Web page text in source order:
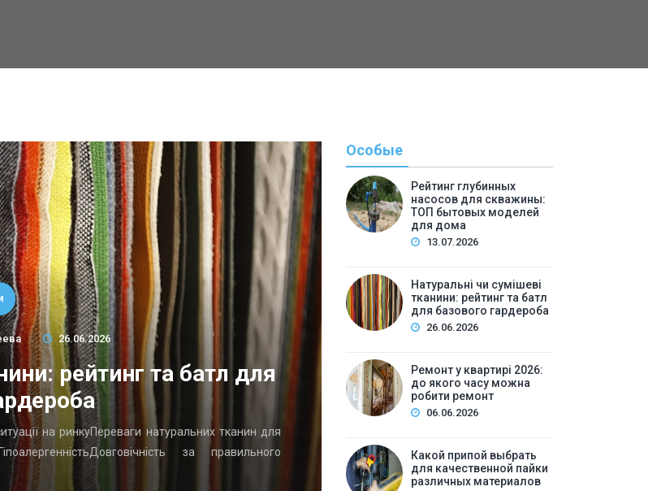
26.06.2026
рейтинг та батл для
на ринкуПереваги натуральних тканин для
за правильного
Ремонт у квартирі 2026:
робіт та обладнанняЛегкий косметичний
вечірній часКори…
Особые
Рейтинг глубинных
насосов для скважины:
ТОП бытовых моделей
для дома
13.07.2026
Натуральні чи сумішеві
тканини: рейтинг та батл
для базового гардероба
26.06.2026
Ремонт у квартирі 2026:
до якого часу можна
робити ремонт
06.06.2026
Какой припой выбрать
для качественной пайки
различных материалов